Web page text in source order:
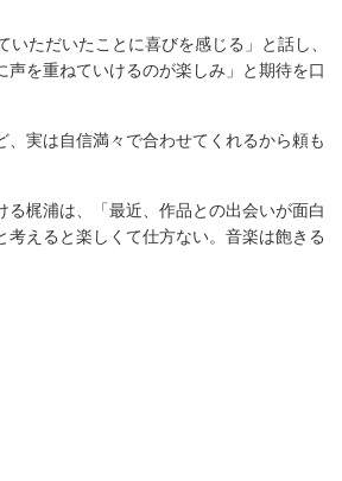
ただいたことに喜びを感じる」と話し、
を重ねていけるのが楽しみ」と期待を口
実は自信満々で合わせてくれるから頼も
梶浦は、「最近、作品との出会いが面白
えると楽しくて仕方ない。音楽は飽きる